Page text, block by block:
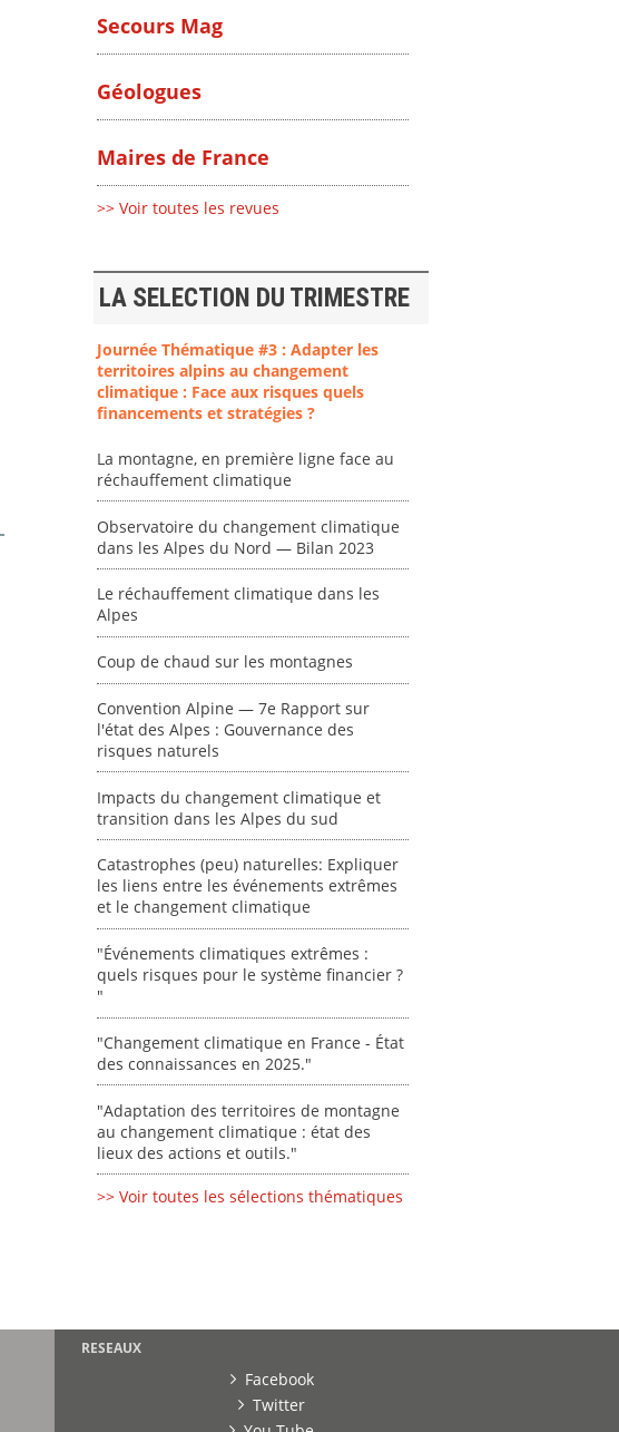
"Changement
climatique en
France - État des
connaissances en
[ Ressource électronique ]
"Plan ministériel
de gestion des
chaleur."
[ Ressource électronique ]
0000
"Événements
risques pour le
? "
Secours Mag
Géologues
Maires de France
>> Voir toutes les revues
LA SELECTION DU TRIMESTRE
Journée Thématique #3 : Adapter les
territoires alpins au changement
climatique : Face aux risques quels
financements et stratégies ?
La montagne, en première ligne face au
réchauffement climatique
Observatoire du changement climatique
dans les Alpes du Nord — Bilan 2023
Le réchauffement climatique dans les
Alpes
Coup de chaud sur les montagnes
Convention Alpine — 7e Rapport sur
l'état des Alpes : Gouvernance des
risques naturels
Impacts du changement climatique et
transition dans les Alpes du sud
Catastrophes (peu) naturelles: Expliquer
les liens entre les événements extrêmes
et le changement climatique
"Événements climatiques extrêmes :
quels risques pour le système financier ?
"
"Changement climatique en France - État
des connaissances en 2025."
"Adaptation des territoires de montagne
au changement climatique : état des
lieux des actions et outils."
>> Voir toutes les sélections thématiques
RESEAUX
Facebook
Twitter